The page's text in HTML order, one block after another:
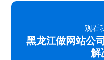
观看
黑龙江做网站公
解